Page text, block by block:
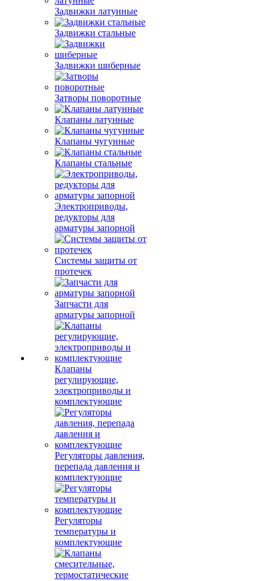
Задвижки латунные
Задвижки стальные
Задвижки шиберные
Затворы поворотные
Клапаны латунные
Клапаны чугунные
Клапаны стальные
Электроприводы,
редукторы для
арматуры запорной
Системы защиты от
протечек
Запчасти для
арматуры запорной
Клапаны
регулирующие,
электроприводы и
комплектующие
Регуляторы давления,
перепада давления и
комплектующие
Регуляторы
температуры и
комплектующие